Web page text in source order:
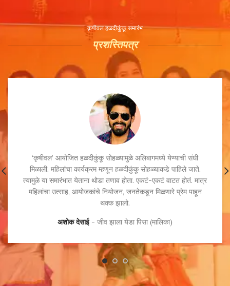
कृषीवल हळदीकुंकू समारंभ
प्रशस्तिपत्र
‘कृषीवल’ आयोजित हळदीकुंकू सोहळ्यामुळे अलिबागमध्ये येण्याची संधी
मिळाली. महिलांचा कार्यक्रम म्हणून हळदीकुंकू सोहळ्याकडे पाहिले जाते.
त्यामुळे या समारंभात येताना थोडा तणाव होता. एकटं-एकटं वाटत होतं. मात्र
महिलांचा उत्साह, आयोजकांचे नियोजन, जनतेकडून मिळणारे प्रेम पाहून
थक्क झालो.
अशोक देसाई जीव झाला येडा पिसा (मालिका)